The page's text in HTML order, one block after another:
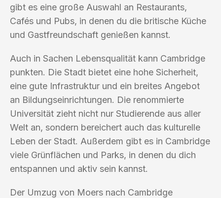
gibt es eine große Auswahl an Restaurants,
Cafés und Pubs, in denen du die britische Küche
und Gastfreundschaft genießen kannst.
Auch in Sachen Lebensqualität kann Cambridge
punkten. Die Stadt bietet eine hohe Sicherheit,
eine gute Infrastruktur und ein breites Angebot
an Bildungseinrichtungen. Die renommierte
Universität zieht nicht nur Studierende aus aller
Welt an, sondern bereichert auch das kulturelle
Leben der Stadt. Außerdem gibt es in Cambridge
viele Grünflächen und Parks, in denen du dich
entspannen und aktiv sein kannst.
Der Umzug von Moers nach Cambridge